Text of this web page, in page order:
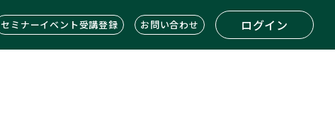
セミナーイベント受講登録 お問い合わせ ログイン